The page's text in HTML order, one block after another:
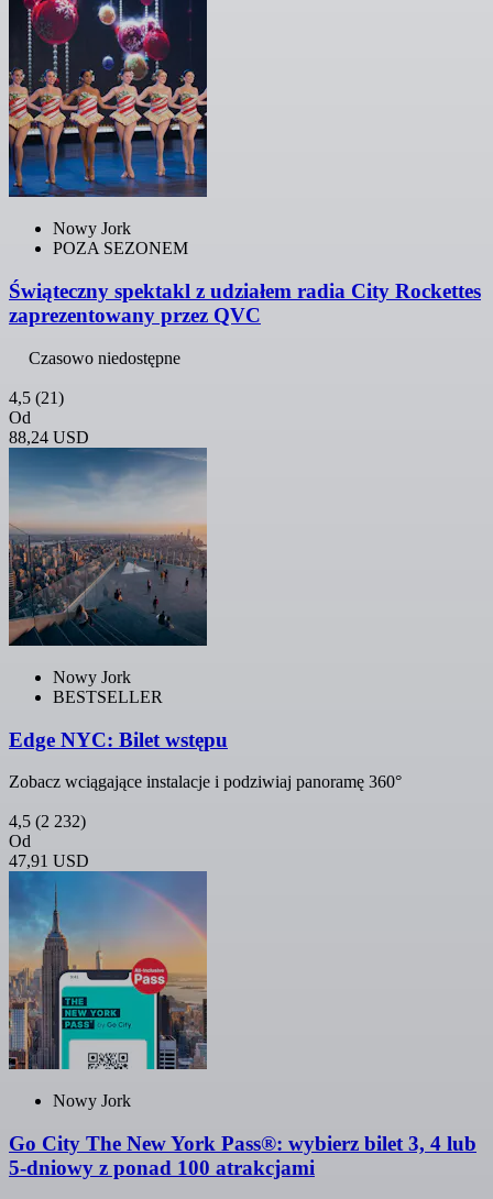
Nowy Jork
POZA SEZONEM
Świąteczny spektakl z udziałem radia City Rockettes
zaprezentowany przez QVC
Czasowo niedostępne
4,5 (21)
Od
88,24 USD
Nowy Jork
BESTSELLER
Edge NYC: Bilet wstępu
Zobacz wciągające instalacje i podziwiaj panoramę 360°
4,5 (2 232)
Od
47,91 USD
Nowy Jork
Go City The New York Pass®: wybierz bilet 3, 4 lub
5-dniowy z ponad 100 atrakcjami